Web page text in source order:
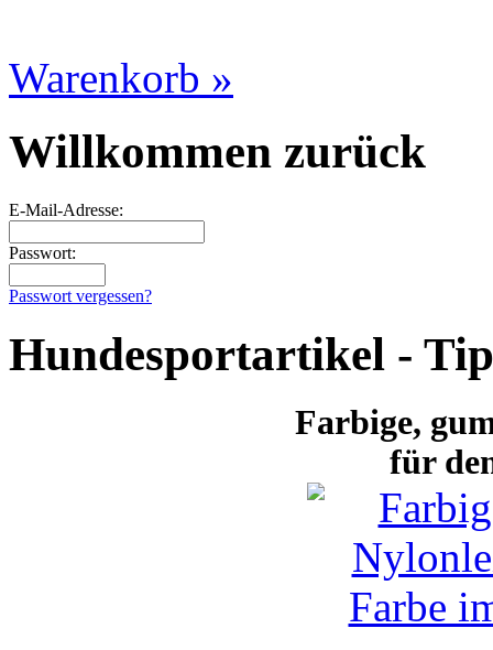
Warenkorb »
Willkommen zurück
E-Mail-Adresse:
Passwort:
Passwort vergessen?
Hundesportartikel - Tip
Farbige,
für